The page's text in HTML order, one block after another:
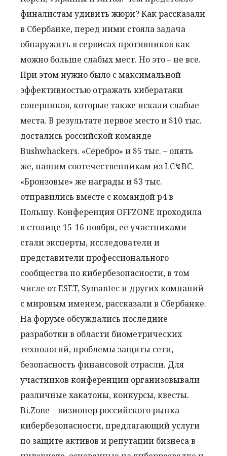
финалистам удивить жюри? Как рассказали
в Сбербанке, перед ними стояла задача
обнаружить в сервисах противников как
можно больше слабых мест. Но это – не все.
При этом нужно было с максимальной
эффективностью отражать кибератаки
соперников, которые также искали слабые
места. В результате первое место и $10 тыс.
достались российской команде
Bushwhackers. «Серебро» и $5 тыс. – опять
же, нашим соотечественникам из LC↯BC.
«Бронзовые» же награды и $3 тыс.
отправились вместе с командой p4 в
Польшу. Конференция OFFZONE проходила
в столице 15-16 ноября, ее участниками
стали эксперты, исследователи и
представители профессионального
сообщества по кибербезопасности, в том
числе от ESET, Symantec и других компаний
с мировым именем, рассказали в Сбербанке.
На форуме обсуждались последние
разработки в области биометрических
технологий, проблемы защиты сети,
безопасность финансовой отрасли. Для
участников конференции организовывали
различные хакатоны, конкурсы, квесты.
Bi.Zone – визионер российского рынка
кибербезопасности, предлагающий услуги
по защите активов и репутации бизнеса в